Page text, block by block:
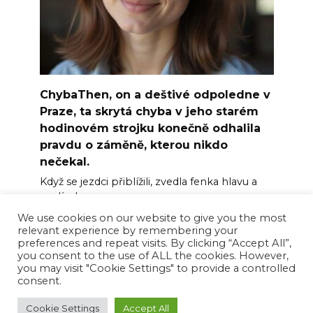
ChybaThen, on a deštivé odpoledne v
Praze, ta skrytá chyba v jeho starém
hodinovém strojku konečně odhalila
pravdu o záměně, kterou nikdo
nečekal.
Když se jezdci přiblížili, zvedla fenka hlavu a
podívala
0 3
© 2026 Happy News Feed
We use cookies on our website to give you the most
relevant experience by remembering your
preferences and repeat visits. By clicking “Accept All”,
you consent to the use of ALL the cookies. However,
you may visit "Cookie Settings" to provide a controlled
consent.
Cookie Settings Accept All